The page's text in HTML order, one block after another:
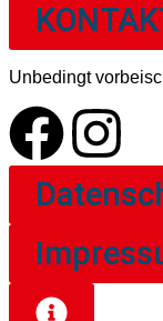
Unbedingt